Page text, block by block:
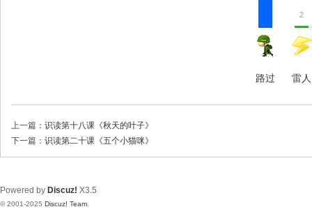
路过
2
雷人
上一篇： 识读第十八课《秋天的叶子》
下一篇： 识读第二十课《五个小猫咪》
Powered by Discuz! X3.5
© 2001-2025 Discuz! Team